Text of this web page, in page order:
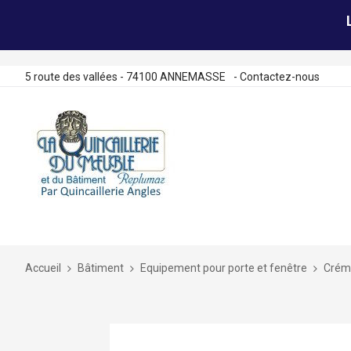
5 route des vallées - 74100 ANNEMASSE - Contactez-nous
Accueil Bâtiment Equipement pour porte et fenêtre